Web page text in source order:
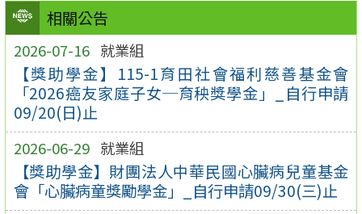
相關公告
2026-07-16 就業組
【獎助學金】115-1育田社會福利慈善基金會
「2026癌友家庭子女─育秧獎學金」_自行申請
09/20(日)止
2026-06-29 就業組
【獎助學金】財團法人中華民國心臟病兒童基金
會「心臟病童獎勵學金」_自行申請09/30(三)止